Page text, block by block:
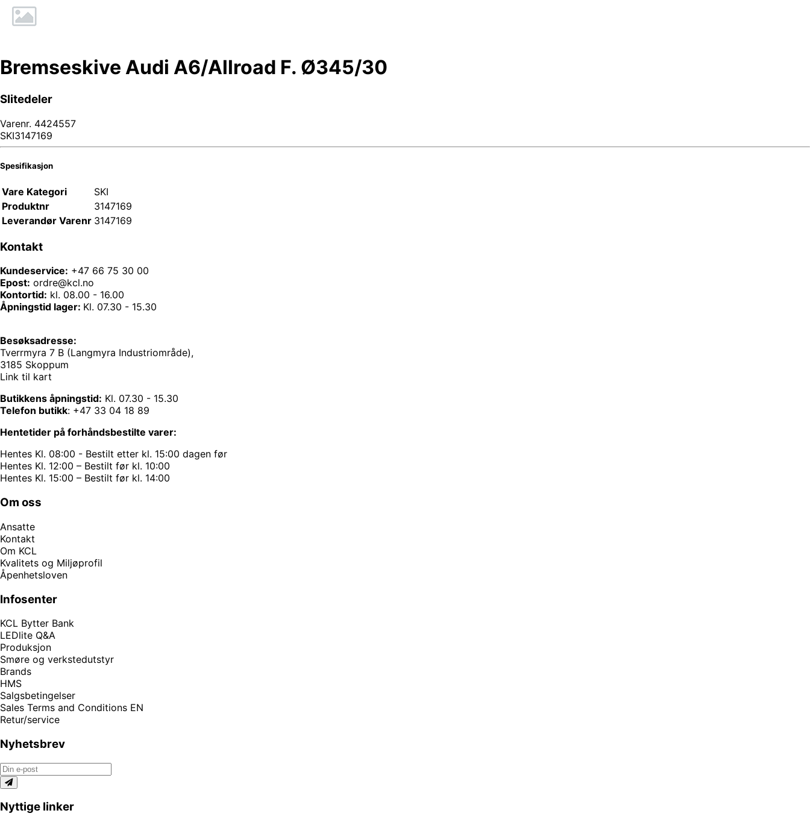
Bremseskive Audi A6/Allroad F. Ø345/30
Slitedeler
Varenr. 4424557
SKI3147169
Spesifikasjon
Vare Kategori
SKI
Produktnr
3147169
Leverandør Varenr 3147169
Kontakt
Kundeservice: +47 66 75 30 00
Epost: ordre@kcl.no
Kontortid: kl. 08.00 - 16.00
Åpningstid lager: Kl. 07.30 - 15.30
Besøksadresse:
Tverrmyra 7 B (Langmyra Industriområde),
3185 Skoppum
Link til kart
Butikkens åpningstid: Kl. 07.30 - 15.30
Telefon butikk: +47 33 04 18 89
Hentetider på forhåndsbestilte varer:
Hentes Kl. 08:00 - Bestilt etter kl. 15:00 dagen før
Hentes Kl. 12:00 – Bestilt før kl. 10:00
Hentes Kl. 15:00 – Bestilt før kl. 14:00
Om oss
Ansatte
Kontakt
Om KCL
Kvalitets og Miljøprofil
Åpenhetsloven
Infosenter
KCL Bytter Bank
LEDlite Q&A
Produksjon
Smøre og verkstedutstyr
Brands
HMS
Salgsbetingelser
Sales Terms and Conditions EN
Retur/service
Nyhetsbrev
Nyttige linker